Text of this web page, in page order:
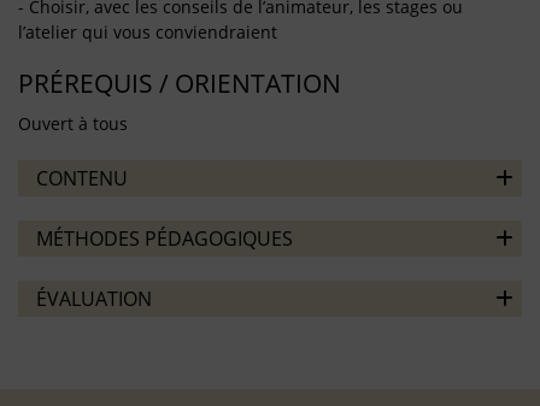
- Choisir, avec les conseils de l’animateur, les stages ou
l’atelier qui vous conviendraient
PRÉREQUIS / ORIENTATION
Ouvert à tous
CONTENU
MÉTHODES PÉDAGOGIQUES
ÉVALUATION